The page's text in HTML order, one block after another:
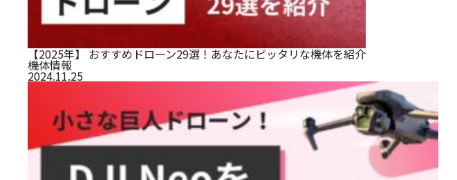
【2025年】 おすすめドローン29選！あなたにピッタリな機体を紹介
機体情報
2024.11.25